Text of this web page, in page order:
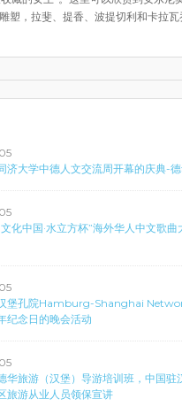
塑，拉斐、提香、波提切利和卡拉瓦
济大学中德人文交流周开幕的庆典-
文化中国·水立方杯”海外华人中文歌
汉堡孔院Hamburg-Shanghai
纪念日的晚会活动
华旅游（汉堡）导游培训班，中国
旅游从业人员领保宣讲